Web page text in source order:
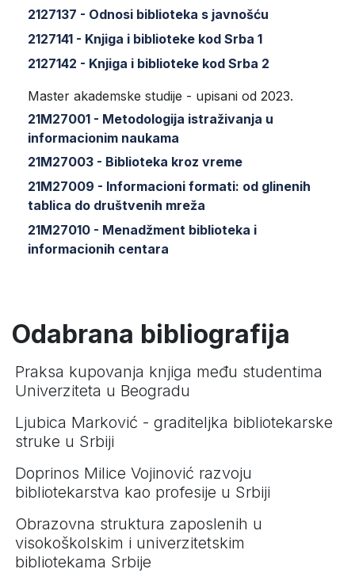
2127137 - Odnosi biblioteka s javnošću
2127141 - Knjiga i biblioteke kod Srba 1
2127142 - Knjiga i biblioteke kod Srba 2
Master akademske studije - upisani od 2023.
21M27001 - Metodologija istraživanja u
informacionim naukama
21M27003 - Biblioteka kroz vreme
21M27009 - Informacioni formati: od glinenih
tablica do društvenih mreža
21M27010 - Menadžment biblioteka i
informacionih centara
Odabrana bibliografija
Praksa kupovanja knjiga među studentima
Univerziteta u Beogradu
Ljubica Marković - graditeljka bibliotekarske
struke u Srbiji
Doprinos Milice Vojinović razvoju
bibliotekarstva kao profesije u Srbiji
Obrazovna struktura zaposlenih u
visokoškolskim i univerzitetskim
bibliotekama Srbije